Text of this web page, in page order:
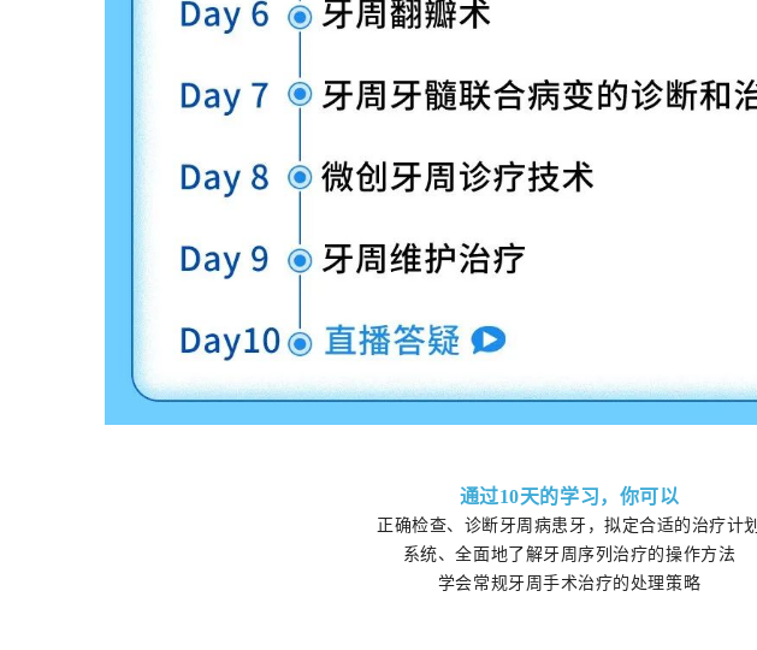
通过10天的学习，你可以
正确检查、诊断牙周病患牙，拟定合适的治疗计划
系统、全面地了解牙周序列治疗的操作方法
学会常规牙周手术治疗的处理策略